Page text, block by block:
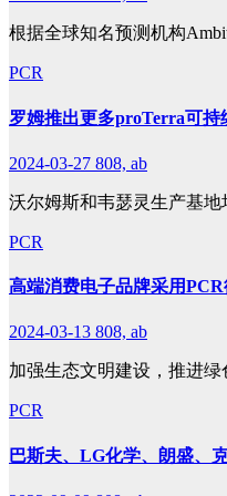
根据全球知名预测机构
PCR
罗姆推出更多proTerra可
2024-03-27 808, ab
沃尔姆斯和韦瑟灵生产基
PCR
高端消费电子品牌采用
2024-03-13 808, ab
加强生态文明建设，推进
PCR
巴斯夫、LG化学、朗盛、